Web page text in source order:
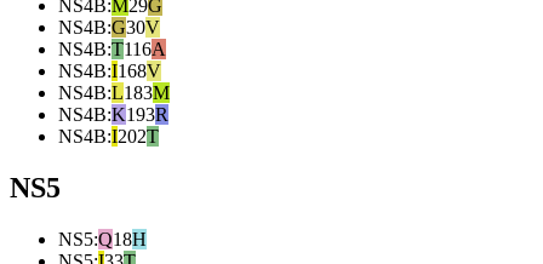
NS4B:M29G
NS4B:G30V
NS4B:T116A
NS4B:I168V
NS4B:L183M
NS4B:K193R
NS4B:I202T
NS5
NS5:Q18H